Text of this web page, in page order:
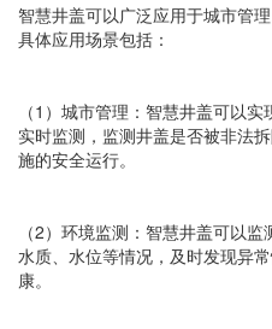
智慧井盖可以广泛应用于城市管
具体应用场景包括：
（1）城市管理：智慧井盖可以
实时监测，监测井盖是否被非法
施的安全运行。
（2）环境监测：智慧井盖可以
水质、水位等情况，及时发现异
康。